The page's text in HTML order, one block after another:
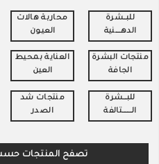
للبـــشرة
الدهــــــنية
منتجات البشرة
الجافة
للبــــشرة
الــــــــــتالفة
محاربة هالات
العيـون
العناية بمحيط
العين
منتجات شد
الصدر
تصفح المنتجات